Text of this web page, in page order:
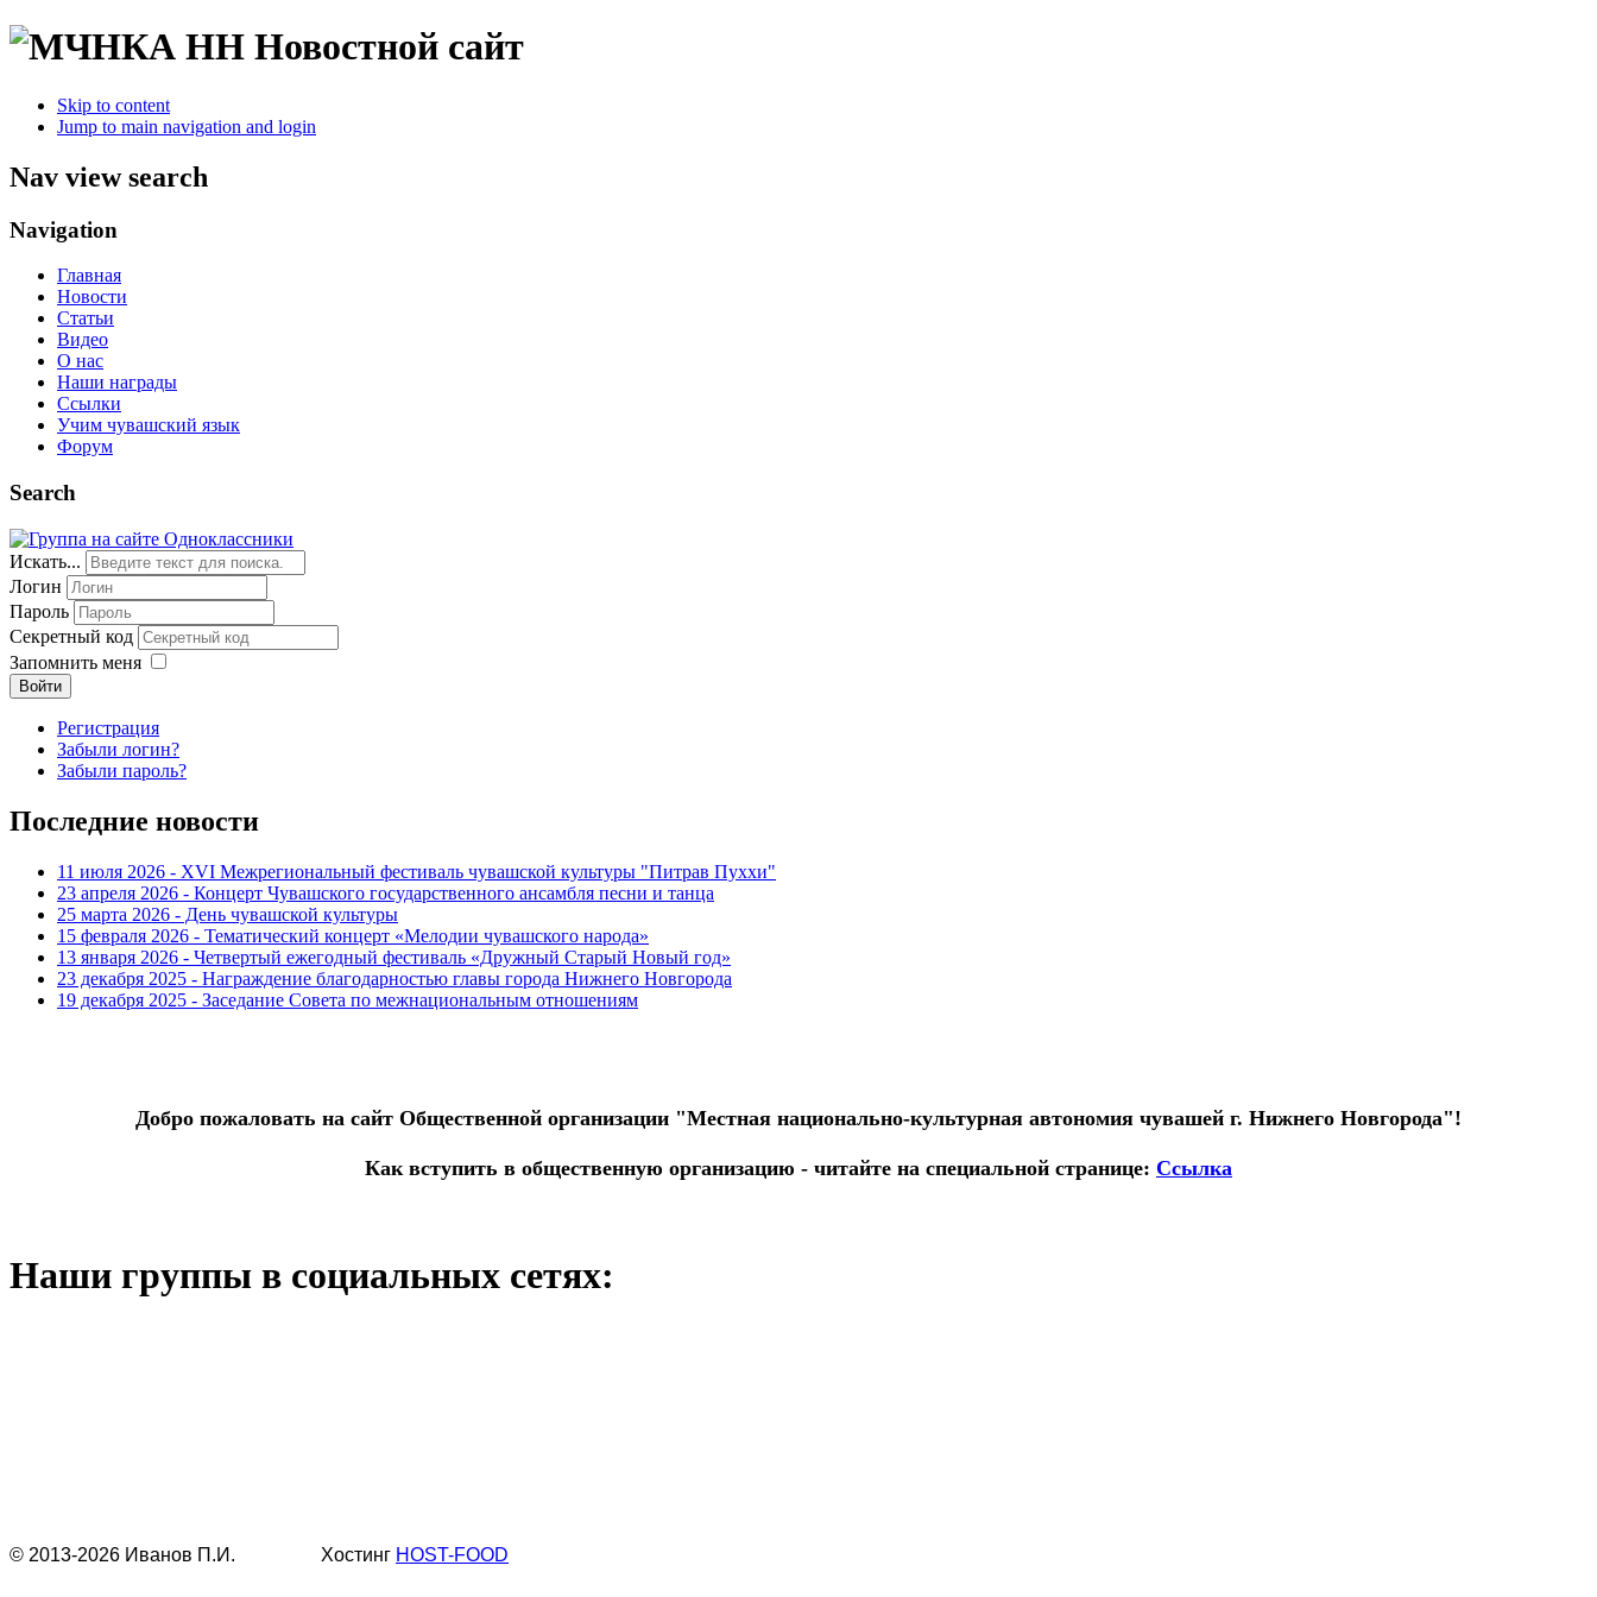
Новостной сайт
Skip to content
Jump to main navigation and login
Nav view search
Navigation
Главная
Новости
Статьи
Видео
О нас
Наши награды
Ссылки
Учим чувашский язык
Форум
Search
Искать...
Логин
Пароль
Секретный код
Запомнить меня
Войти
Регистрация
Забыли логин?
Забыли пароль?
Последние новости
11 июля 2026 - XVI Межрегиональный фестиваль чувашской культуры "Питрав Пуххи"
23 апреля 2026 - Концерт Чувашского государственного ансамбля песни и танца
25 марта 2026 - День чувашской культуры
15 февраля 2026 - Тематический концерт «Мелодии чувашского народа»
13 января 2026 - Четвертый ежегодный фестиваль «Дружный Старый Новый год»
23 декабря 2025 - Награждение благодарностью главы города Нижнего Новгорода
19 декабря 2025 - Заседание Совета по межнациональным отношениям
Добро пожаловать на сайт Общественной организации "Местная национально-культурная автономия чувашей г. Нижнего Новгорода"!
Как вступить в общественную организацию - читайте на специальной странице: Ссылка
Наши группы в социальных сетях:
© 2013-2026 Иванов П.И. Хостинг HOST-FOOD